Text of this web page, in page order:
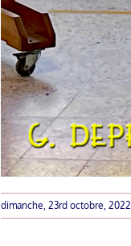
dimanche, 23rd octobre, 2022